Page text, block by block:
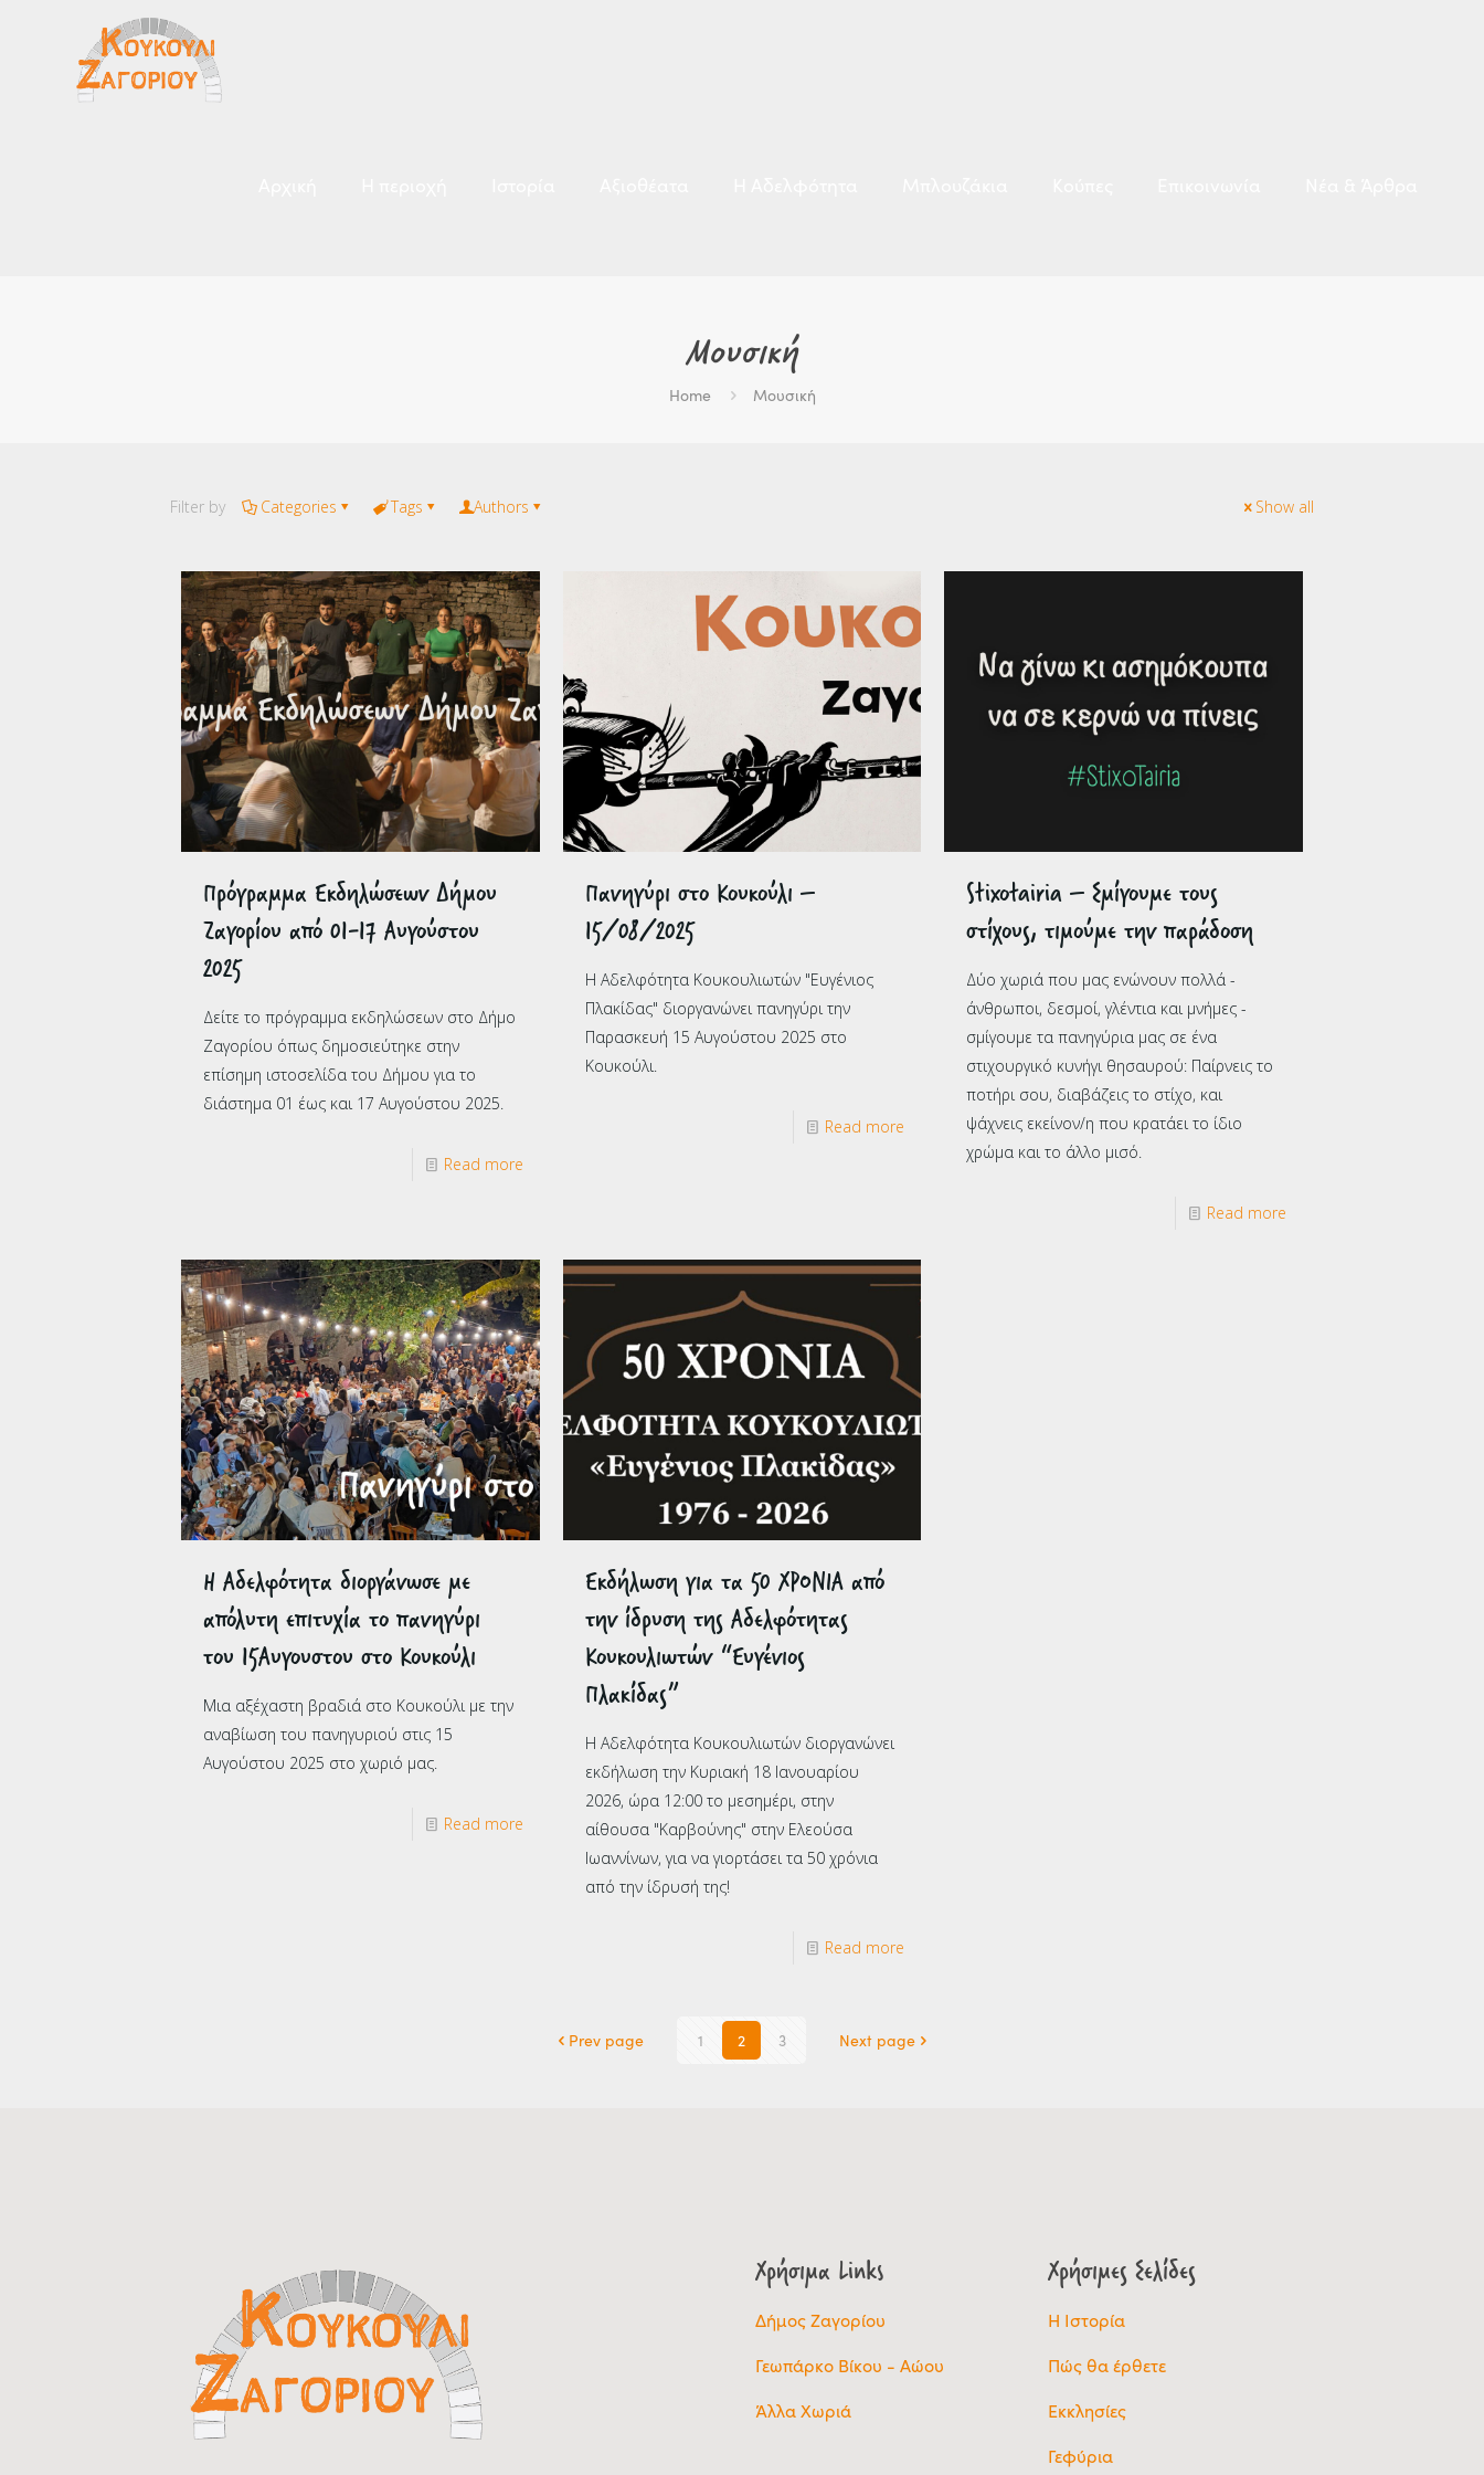
Μουσική
Home Μουσική
Filter by Categories Tags Authors Show all
Πρόγραμμα Εκδηλώσεων Δήμου
Ζαγορίου από 01-17 Αυγούστου
2025
Δείτε το πρόγραμμα εκδηλώσεων στο Δήμο
Ζαγορίου όπως δημοσιεύτηκε στην
επίσημη ιστοσελίδα του Δήμου για το
διάστημα 01 έως και 17 Αυγούστου 2025.
Read more
Πανηγύρι στο Κουκούλι –
15/08/2025
Η Αδελφότητα Κουκουλιωτών "Ευγένιος
Πλακίδας" διοργανώνει πανηγύρι την
Παρασκευή 15 Αυγούστου 2025 στο
Κουκούλι.
Read more
Stixotairia – Σμίγουμε τους
στίχους, τιμούμε την παράδοση
Δύο χωριά που μας ενώνουν πολλά -
άνθρωποι, δεσμοί, γλέντια και μνήμες -
σμίγουμε τα πανηγύρια μας σε ένα
στιχουργικό κυνήγι θησαυρού: Παίρνεις το
ποτήρι σου, διαβάζεις το στίχο, και
ψάχνεις εκείνον/η που κρατάει το ίδιο
χρώμα και το άλλο μισό.
Read more
Η Αδελφότητα διοργάνωσε με
απόλυτη επιτυχία το πανηγύρι
του 15Αυγουστου στο Κουκούλι
Μια αξέχαστη βραδιά στο Κουκούλι με την
αναβίωση του πανηγυριού στις 15
Αυγούστου 2025 στο χωριό μας.
Read more
Εκδήλωση για τα 50 ΧΡΟΝΙΑ από
την ίδρυση της Αδελφότητας
Κουκουλιωτών “Ευγένιος
Πλακίδας”
Η Αδελφότητα Κουκουλιωτών διοργανώνει
εκδήλωση την Κυριακή 18 Ιανουαρίου
2026, ώρα 12:00 το μεσημέρι, στην
αίθουσα "Καρβούνης" στην Ελεούσα
Ιωαννίνων, για να γιορτάσει τα 50 χρόνια
από την ίδρυσή της!
Read more
Prev page 1 2 3 Next page
Χρήσιμα Links
Δήμος Ζαγορίου
Γεωπάρκο Βίκου - Αώου
Άλλα Χωριά
Χρήσιμες Σελίδες
Η Ιστορία
Πώς θα έρθετε
Εκκλησίες
Γεφύρια